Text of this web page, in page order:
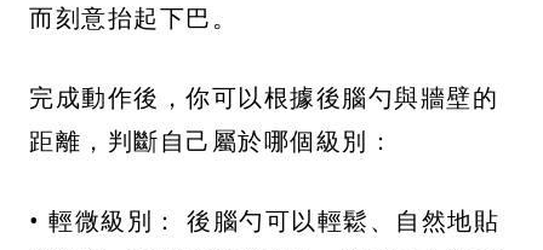
而刻意抬起下巴。
完成動作後，你可以根據後腦勺與牆壁的
距離，判斷自己屬於哪個級別：
• 輕微級別： 後腦勺可以輕鬆、自然地貼